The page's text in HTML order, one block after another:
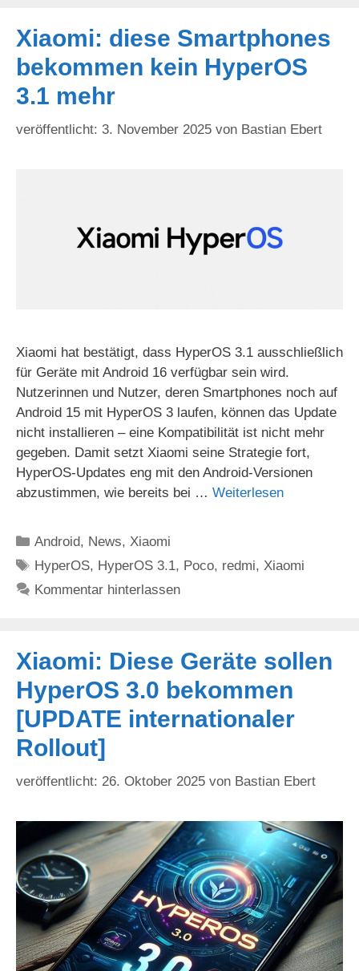
Xiaomi: diese Smartphones
bekommen kein HyperOS
3.1 mehr
3. November 2025 von Bastian Ebert
Xiaomi hat bestätigt, dass HyperOS 3.1 ausschließlich
für Geräte mit Android 16 verfügbar sein wird.
Nutzerinnen und Nutzer, deren Smartphones noch auf
Android 15 mit HyperOS 3 laufen, können das Update
nicht installieren – eine Kompatibilität ist nicht mehr
gegeben. Damit setzt Xiaomi seine Strategie fort,
HyperOS-Updates eng mit den Android-Versionen
abzustimmen, wie bereits bei … Weiterlesen
Kategorien
Android, News,Xiaomi
Schlagwörter
HyperOS, HyperOS 3.1, Poco, redmi,Xiaomi
Kommentar hinterlassen
Xiaomi: Diese Geräte sollen
HyperOS 3.0 bekommen
[UPDATE internationaler
Rollout]
26. Oktober 2025 von Bastian Ebert